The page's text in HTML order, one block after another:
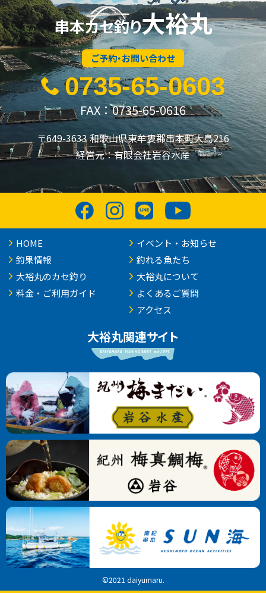
串本カセ釣り大裕丸
ご予約・お問い合わせ
0735-65-0603
FAX：0735-65-0616
〒649-3633 和歌山県東牟婁郡串本町大島216
経営元：有限会社岩谷水産
大裕丸関連サイト
HOME
釣果情報
大裕丸のカセ釣り
料金・ご利用ガイド
イベント・お知らせ
釣れる魚たち
大裕丸について
よくあるご質問
アクセス
©2021 daiyumaru.